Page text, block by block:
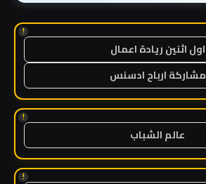
!
اول اثنين ريادة اعمال
مشاركة ارباح ادسنس
!
عالم الشباب
!